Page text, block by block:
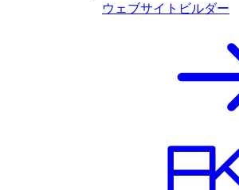
ウェブサイトビルダー